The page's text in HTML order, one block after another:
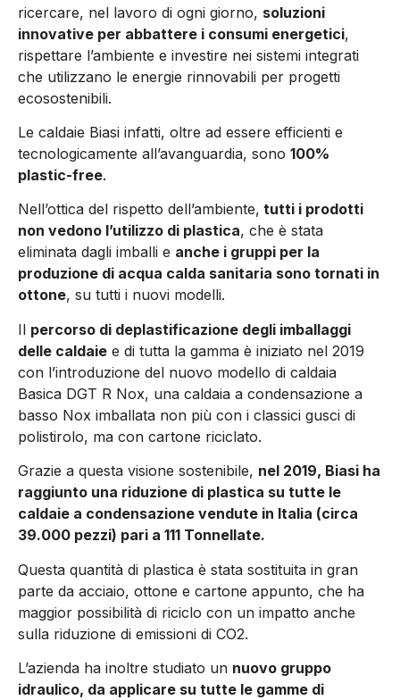
ricercare, nel lavoro di ogni giorno, soluzioni
innovative per abbattere i consumi energetici,
rispettare l’ambiente e investire nei sistemi integrati
che utilizzano le energie rinnovabili per progetti
ecosostenibili.
Le caldaie Biasi infatti, oltre ad essere efficienti e
tecnologicamente all’avanguardia, sono 100%
plastic-free.
Nell’ottica del rispetto dell’ambiente, tutti i prodotti
non vedono l’utilizzo di plastica, che è stata
eliminata dagli imballi e anche i gruppi per la
produzione di acqua calda sanitaria sono tornati in
ottone, su tutti i nuovi modelli.
Il percorso di deplastificazione degli imballaggi
delle caldaie e di tutta la gamma è iniziato nel 2019
con l’introduzione del nuovo modello di caldaia
Basica DGT R Nox, una caldaia a condensazione a
basso Nox imballata non più con i classici gusci di
polistirolo, ma con cartone riciclato.
Grazie a questa visione sostenibile, nel 2019, Biasi ha
raggiunto una riduzione di plastica su tutte le
caldaie a condensazione vendute in Italia (circa
39.000 pezzi) pari a 111 Tonnellate.
Questa quantità di plastica è stata sostituita in gran
parte da acciaio, ottone e cartone appunto, che ha
maggior possibilità di riciclo con un impatto anche
sulla riduzione di emissioni di CO2.
L’azienda ha inoltre studiato un nuovo gruppo
idraulico, da applicare su tutte le gamme di